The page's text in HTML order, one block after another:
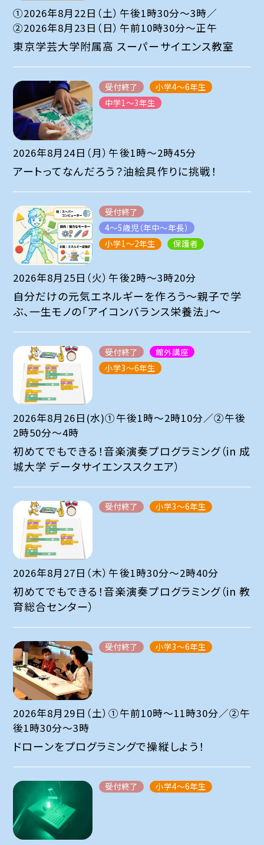
①2026年8月22日（土）午後1時30分～3時／
②2026年8月23日（日）午前10時30分～正午
東京学芸大学附属高 スーパーサイエンス教室
受付終了
小学4～6年生
中学1～3年生
2026年8月24日（月）午後1時～2時45分
アートってなんだろう？油絵具作りに挑戦！
受付終了
4～5歳児（年中～年長）
小学1～2年生
保護者
2026年8月25日（火）午後2時～3時20分
自分だけの元気エネルギーを作ろう～親子で学
ぶ、一生モノの「アイコンバランス栄養法」～
受付終了
館外講座
小学3～6年生
2026年8月26日(水)①午後1時～2時10分／②午後
2時50分～4時
初めてでもできる！音楽演奏プログラミング（in 成
城大学 データサイエンススクエア）
受付終了 小学3～6年生
2026年8月27日（木）午後1時30分～2時40分
初めてでもできる！音楽演奏プログラミング（in 教
育総合センター）
受付終了 小学3～6年生
2026年8月29日（土）①午前10時～11時30分／②午
後1時30分～3時
ドローンをプログラミングで操縦しよう！
受付終了 小学4～6年生